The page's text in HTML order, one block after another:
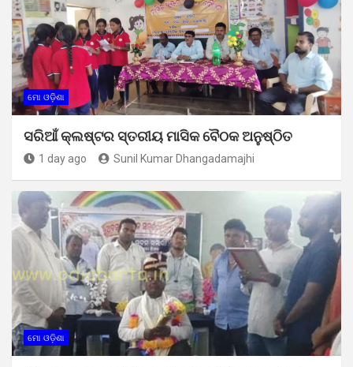
ମୋ ଓଡ଼ିଶା
ସରିଆଁ କ୍ଲଷ୍ଟର ସ୍ତରୀୟ ମାସିକ ବୈଠକ ଅନୁଷ୍ଠିତ
1 day ago Sunil Kumar Dhangadamajhi
ମୋ ଓଡ଼ିଶା